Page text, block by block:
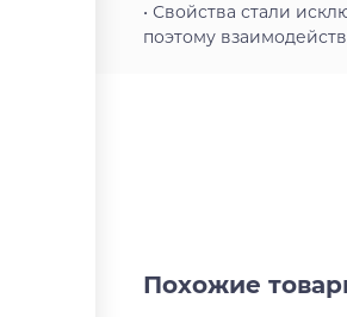
• Свойства стали
поэтому
Похожие